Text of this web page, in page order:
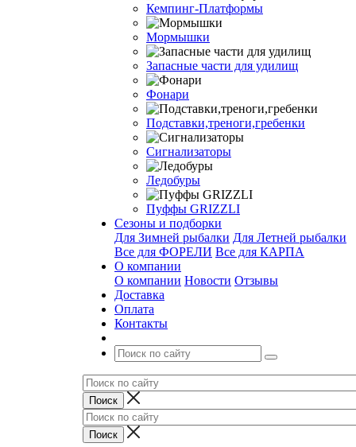
Кемпинг-Платформы
Мормышки
Запасные части для удилищ
Фонари
Подставки,треноги,гребенки
Сигнализаторы
Ледобуры
Пуффы GRIZZLI
Сезоны и подборки
Для Зимней рыбалки Для Летней рыбалки
Все для ФОРЕЛИ Все для КАРПА
О компании
О компании Новости Отзывы
Доставка
Оплата
Контакты